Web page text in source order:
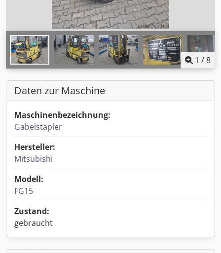
1 /8
Daten zur Maschine
Maschinenbezeichnung:
Gabelstapler
Hersteller:
Mitsubishi
Modell:
FG15
Zustand:
gebraucht